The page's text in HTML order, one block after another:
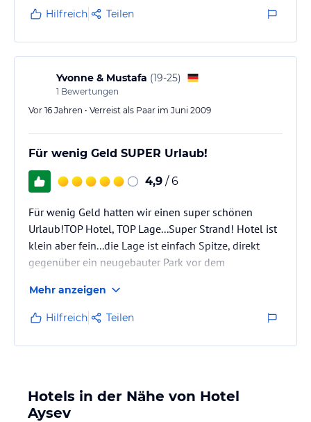
durchgelegen und da drunter tanzten die
Milben.Schmutzige Fenster,ca 1 cm hoher Staub in
den Schränken.
Alles in einem keine 2 Sterne wert.
Hilfreich Teilen
Yvonne & Mustafa (19-25)
1 Bewertungen
Vor 16 Jahren • Verreist als Paar im Juni 2009
Für wenig Geld SUPER Urlaub!
4,9 / 6
Für wenig Geld hatten wir einen super schönen
Urlaub!TOP Hotel, TOP Lage...Super Strand! Hotel ist
klein aber fein...die Lage ist einfach Spitze, direkt
gegenüber ein neugebauter Park vor dem
vorhanden. Hotelbesitzer wohnte früher auch in
Deutschland, daher können dort alle perfekt deutsch
sprechen. An- und Abreise war auch alles in Ordnung!
Yvonne & Mustafa
Mehr anzeigen
Hilfreich Teilen
Hotels in der Nähe von Hotel
Aysev